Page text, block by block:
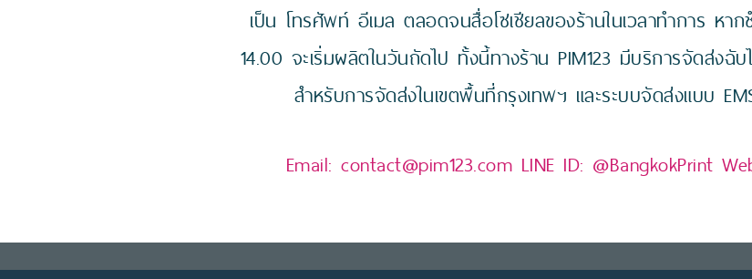
เป็น โทรศัพท์ อีเมล ตลอดจนสื่อโซเชียลของร้านในเวลาทำการ หาก
14.00 จะเริ่มผลิตในวันถัดไป ทั้งนี้ทางร้าน PIM123 มีบริการจัดส่งฉั
สำหรับการจัดส่งในเขตพื้นที่กรุงเทพฯ และระบบจัดส่งแบบ
Email: contact@pim123.com LINE ID: @BangkokPrint